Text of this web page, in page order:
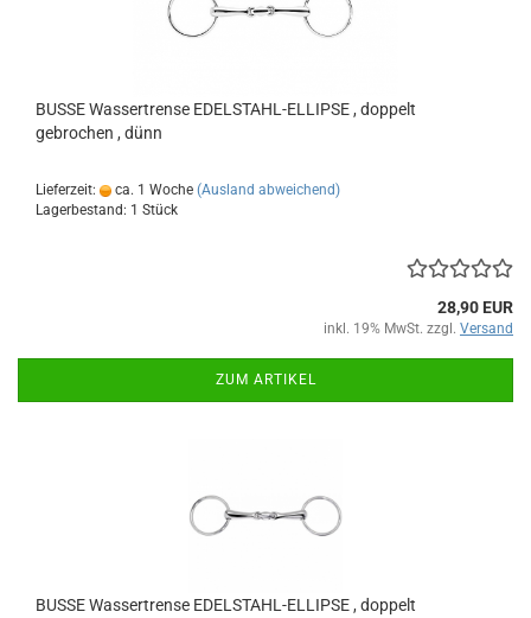
BUSSE Wassertrense EDELSTAHL-ELLIPSE , doppelt
gebrochen , dünn
Lieferzeit: ca. 1 Woche (Ausland abweichend)
Lagerbestand: 1 Stück
28,90 EUR
inkl. 19% MwSt. zzgl. Versand
ZUM ARTIKEL
BUSSE Wassertrense EDELSTAHL-ELLIPSE , doppelt